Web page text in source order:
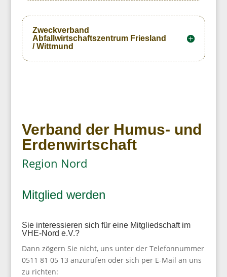
Zweckverband
Abfallwirtschaftszentrum Friesland
/ Wittmund
Verband der Humus- und
Erdenwirtschaft
Region Nord
Mitglied werden
Sie interessieren sich für eine Mitgliedschaft im
VHE-Nord e.V.?
Dann zögern Sie nicht, uns unter der Telefonnummer
0511 81 05 13 anzurufen oder sich per E-Mail an uns
zu richten: